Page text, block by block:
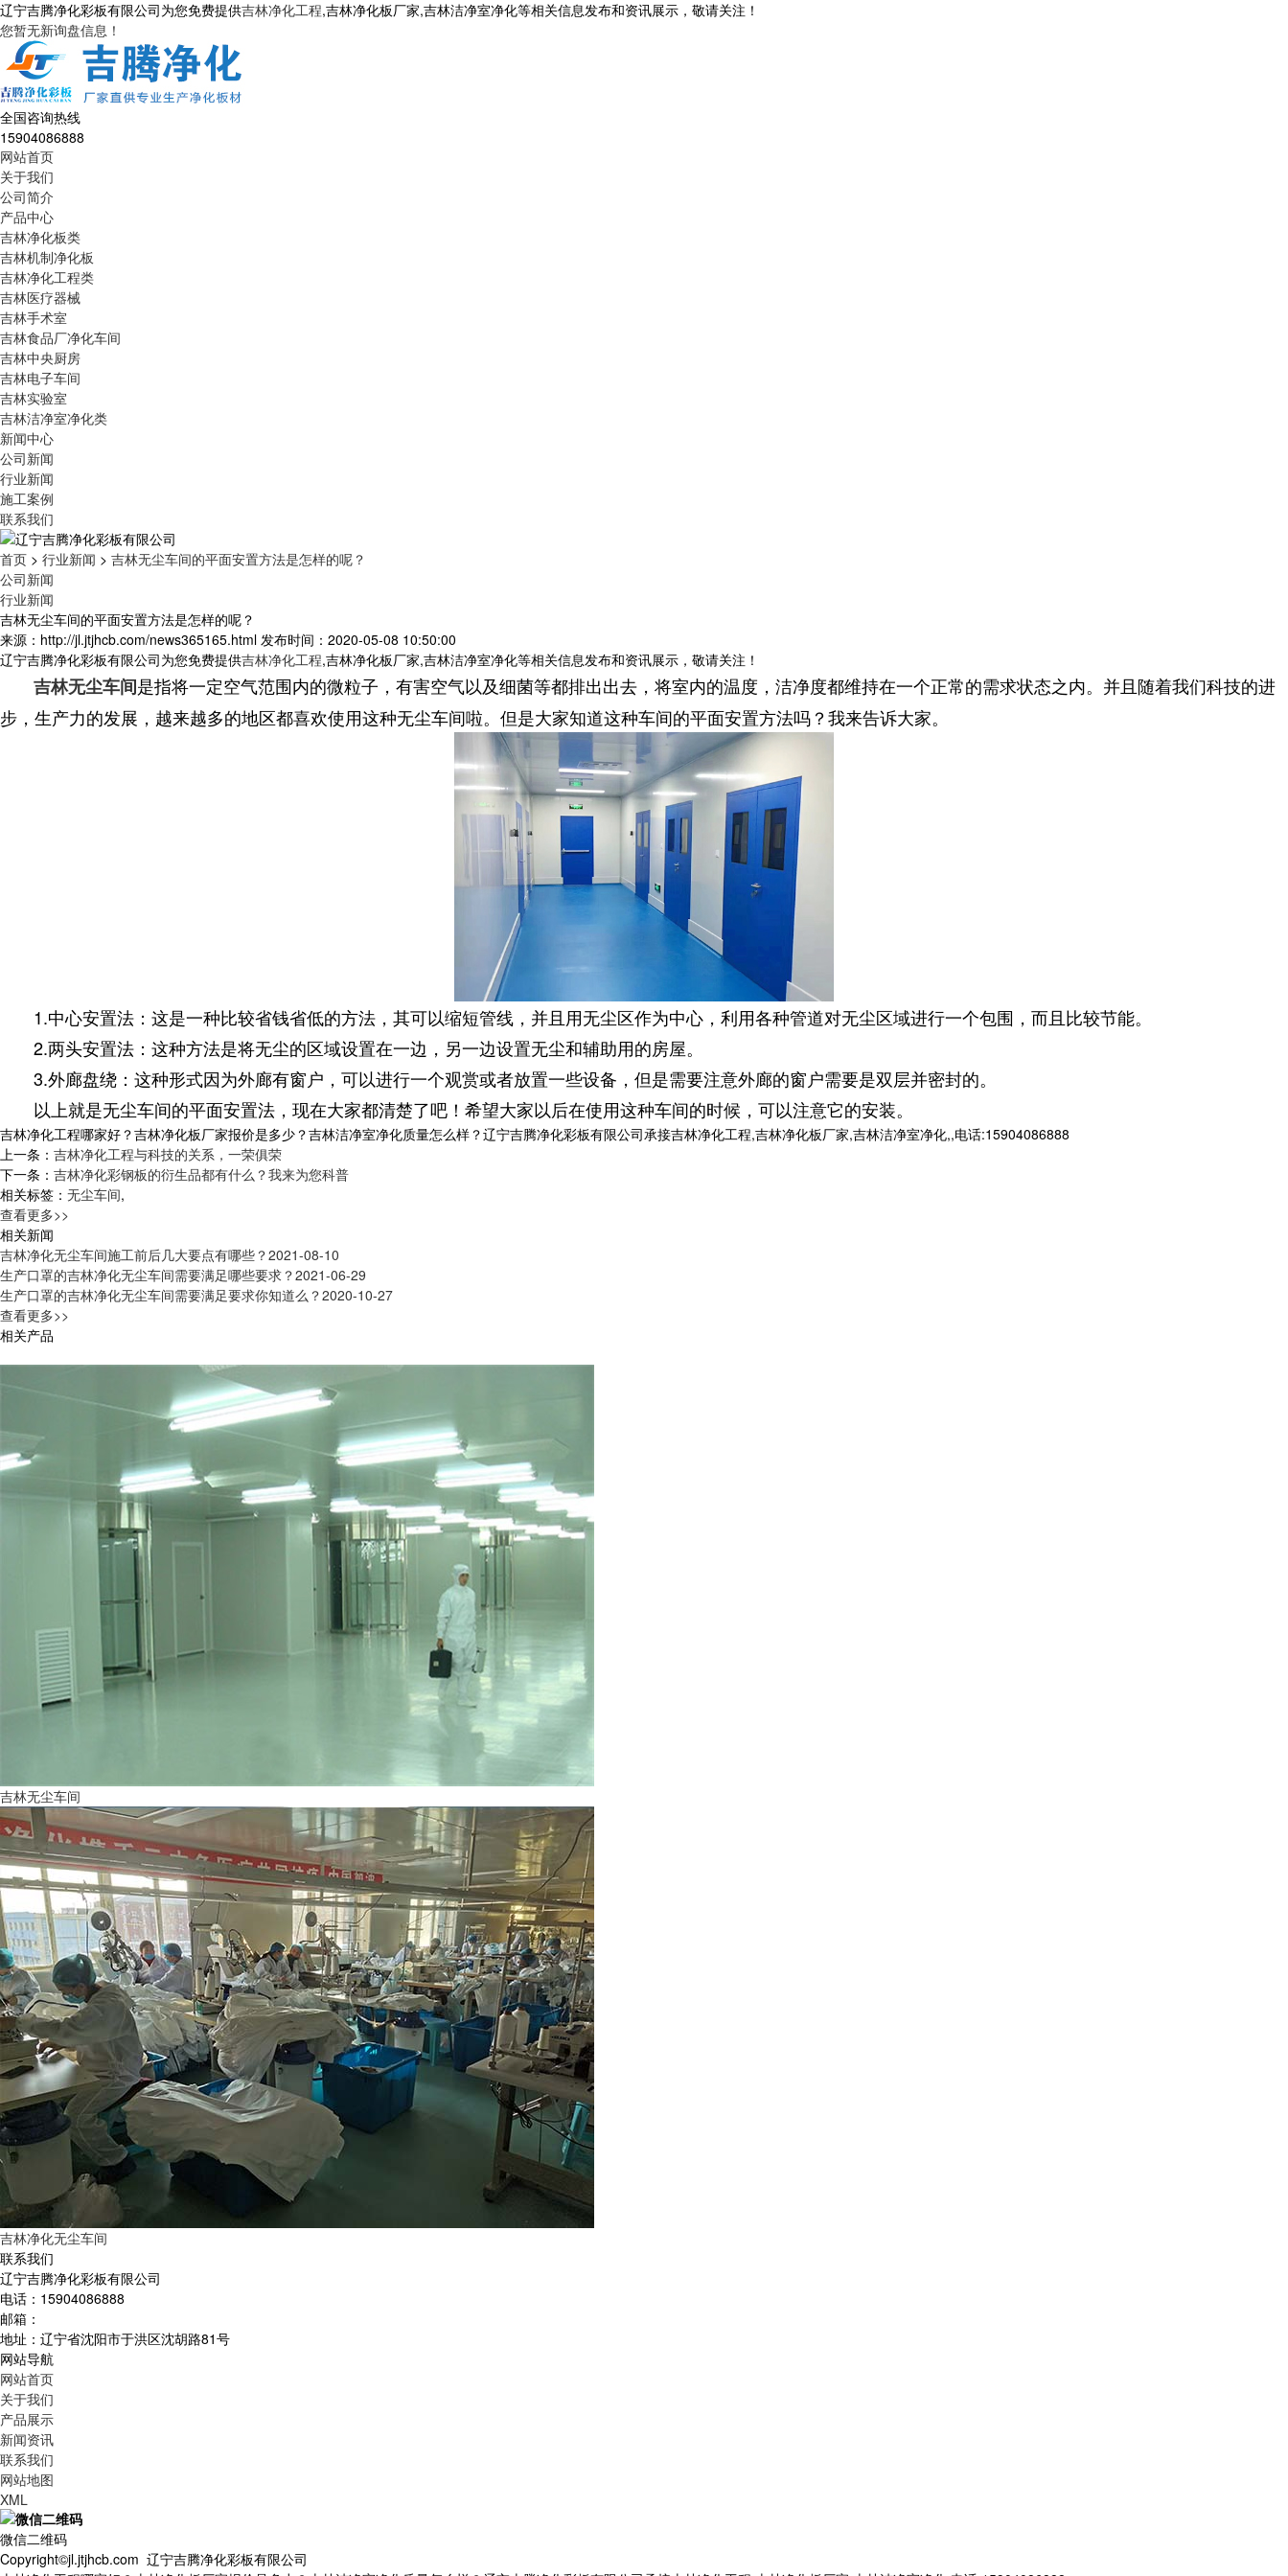
辽宁吉腾净化彩板有限公司为您免费提供吉林净化工程,吉林净化板厂家,吉林洁净室净化等相关信息发布和资讯展示，敬请关注！
您暂无新询盘信息！
全国咨询热线
15904086888
网站首页
关于我们
公司简介
产品中心
吉林净化板类
吉林机制净化板
吉林净化工程类
吉林医疗器械
吉林手术室
吉林食品厂净化车间
吉林中央厨房
吉林电子车间
吉林实验室
吉林洁净室净化类
新闻中心
公司新闻
行业新闻
施工案例
联系我们
首页 > 行业新闻 > 吉林无尘车间的平面安置方法是怎样的呢？
公司新闻
行业新闻
吉林无尘车间的平面安置方法是怎样的呢？
来源：http://jl.jtjhcb.com/news365165.html 发布时间：2020-05-08 10:50:00
辽宁吉腾净化彩板有限公司为您免费提供吉林净化工程,吉林净化板厂家,吉林洁净室净化等相关信息发布和资讯展示，敬请关注！
吉林无尘车间是指将一定空气范围内的微粒子，有害空气以及细菌等都排出出去，将室内的温度，洁净度都维持在一个正常的需求状态之内。并且随着我们科技的进
步，生产力的发展，越来越多的地区都喜欢使用这种无尘车间啦。但是大家知道这种车间的平面安置方法吗？我来告诉大家。
1.中心安置法：这是一种比较省钱省低的方法，其可以缩短管线，并且用无尘区作为中心，利用各种管道对无尘区域进行一个包围，而且比较节能。
2.两头安置法：这种方法是将无尘的区域设置在一边，另一边设置无尘和辅助用的房屋。
3.外廊盘绕：这种形式因为外廊有窗户，可以进行一个观赏或者放置一些设备，但是需要注意外廊的窗户需要是双层并密封的。
以上就是无尘车间的平面安置法，现在大家都清楚了吧！希望大家以后在使用这种车间的时候，可以注意它的安装。
吉林净化工程哪家好？吉林净化板厂家报价是多少？吉林洁净室净化质量怎么样？辽宁吉腾净化彩板有限公司承接吉林净化工程,吉林净化板厂家,吉林洁净室净化,,电话:15904086888
上一条： 吉林净化工程与科技的关系，一荣俱荣
下一条： 吉林净化彩钢板的衍生品都有什么？我来为您科普
相关标签： 无尘车间,
查看更多>>
相关新闻
吉林净化无尘车间施工前后几大要点有哪些？2021-08-10
生产口罩的吉林净化无尘车间需要满足哪些要求？2021-06-29
生产口罩的吉林净化无尘车间需要满足要求你知道么？2020-10-27
查看更多>>
相关产品
吉林无尘车间
吉林净化无尘车间
联系我们
辽宁吉腾净化彩板有限公司
电话：15904086888
邮箱：
地址：辽宁省沈阳市于洪区沈胡路81号
网站导航
网站首页
关于我们
产品展示
新闻资讯
联系我们
网站地图
XML
微信二维码
Copyright©jl.jtjhcb.com 辽宁吉腾净化彩板有限公司